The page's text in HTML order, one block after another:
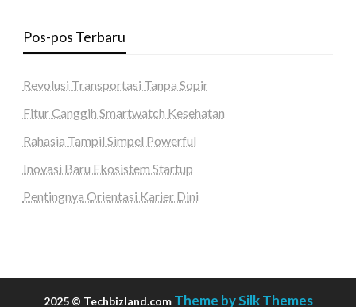
Pos-pos Terbaru
Revolusi Transportasi Tanpa Sopir
Fitur Canggih Smartwatch Kesehatan
Rahasia Tampil Simpel Powerful
Inovasi Baru Ekosistem Startup
Pentingnya Orientasi Karier Dini
2025 © Techbizland.com Theme by Silk Themes